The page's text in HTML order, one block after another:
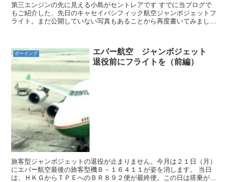
第三エンジンの先に見える小島がセントレアです すでに当ブログで
もご紹介した、先日のキャセイパシフィック航空ジャンボジェットフ
ライト。まだ公開していない写真もあることから再度書いてみまし
ボーイング
エバー航空 ジャンボジェット
退役前にフライトを（前編）
旅客型ジャンボジェットの退役が止まりません。今月は２１日（月）
にエバー航空最後の旅客型機Ｂ－１６４１１が姿を消します。 当日
は、ＨＫＧからＴＰＥへのＢＲ８９２便が最終便。この日は搭乗がで